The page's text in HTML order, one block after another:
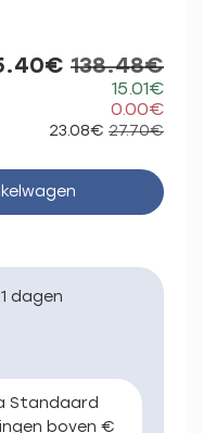
138.48€
15.01€
0.00€
23.08€ 27.70€
dagen
Standaard
boven €